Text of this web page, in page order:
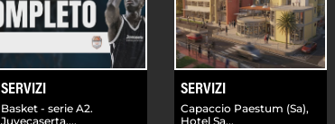
SERVIZI
Basket - serie A2.
Juvecaserta,...
SERVIZI
Capaccio Paestum (Sa),
Hotel Sa...